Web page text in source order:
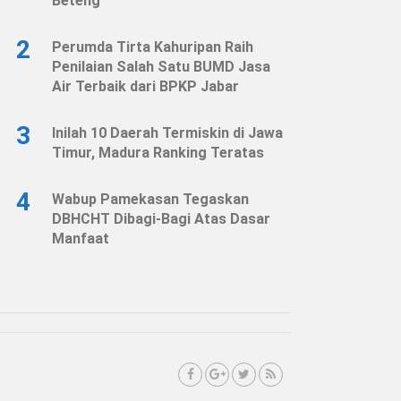
2
Perumda Tirta Kahuripan Raih
Penilaian Salah Satu BUMD Jasa
Air Terbaik dari BPKP Jabar
3
Inilah 10 Daerah Termiskin di Jawa
Timur, Madura Ranking Teratas
4
Wabup Pamekasan Tegaskan
DBHCHT Dibagi-Bagi Atas Dasar
Manfaat